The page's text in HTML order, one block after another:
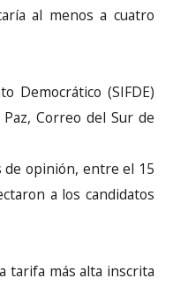
al menos a cuatro
Democrático (SIFDE)
Correo del Sur de
opinión, entre el 15
a los candidatos
tarifa más alta inscrita